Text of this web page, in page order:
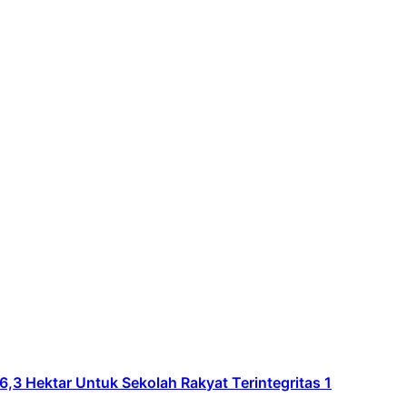
Hektar Untuk Sekolah Rakyat Terintegritas 1